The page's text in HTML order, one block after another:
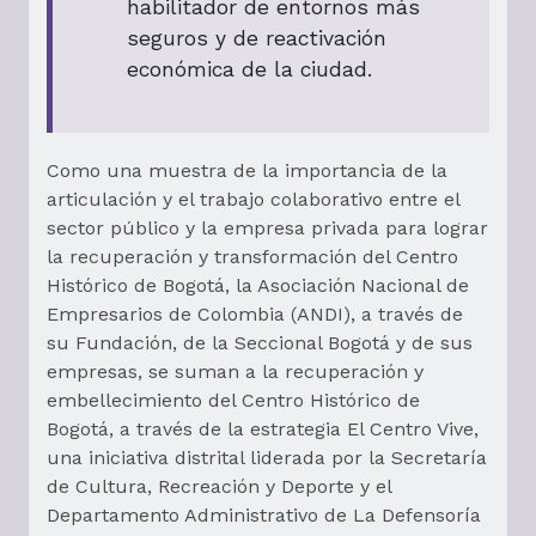
habilitador de entornos más
seguros y de reactivación
económica de la ciudad.
Como una muestra de la importancia de la
articulación y el trabajo colaborativo entre el
sector público y la empresa privada para lograr
la recuperación y transformación del Centro
Histórico de Bogotá, la Asociación Nacional de
Empresarios de Colombia (ANDI), a través de
su Fundación, de la Seccional Bogotá y de sus
empresas, se suman a la recuperación y
embellecimiento del Centro Histórico de
Bogotá, a través de la estrategia El Centro Vive,
una iniciativa distrital liderada por la Secretaría
de Cultura, Recreación y Deporte y el
Departamento Administrativo de La Defensoría